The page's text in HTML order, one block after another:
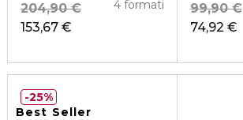
153,67 €
204,90 € 4 formati
74,92 €
99,90 €
Best Seller
25%